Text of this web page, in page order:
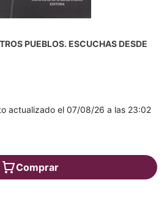
PUEBLOS. ESCUCHAS DESDE
actualizado el 07/08/26 a las 23:02
Comprar